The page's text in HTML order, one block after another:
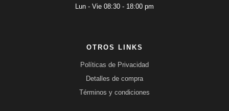
Lun - Vie 08:30 - 18:00 pm
OTROS LINKS
Políticas de Privacidad
Detalles de compra
Términos y condiciones